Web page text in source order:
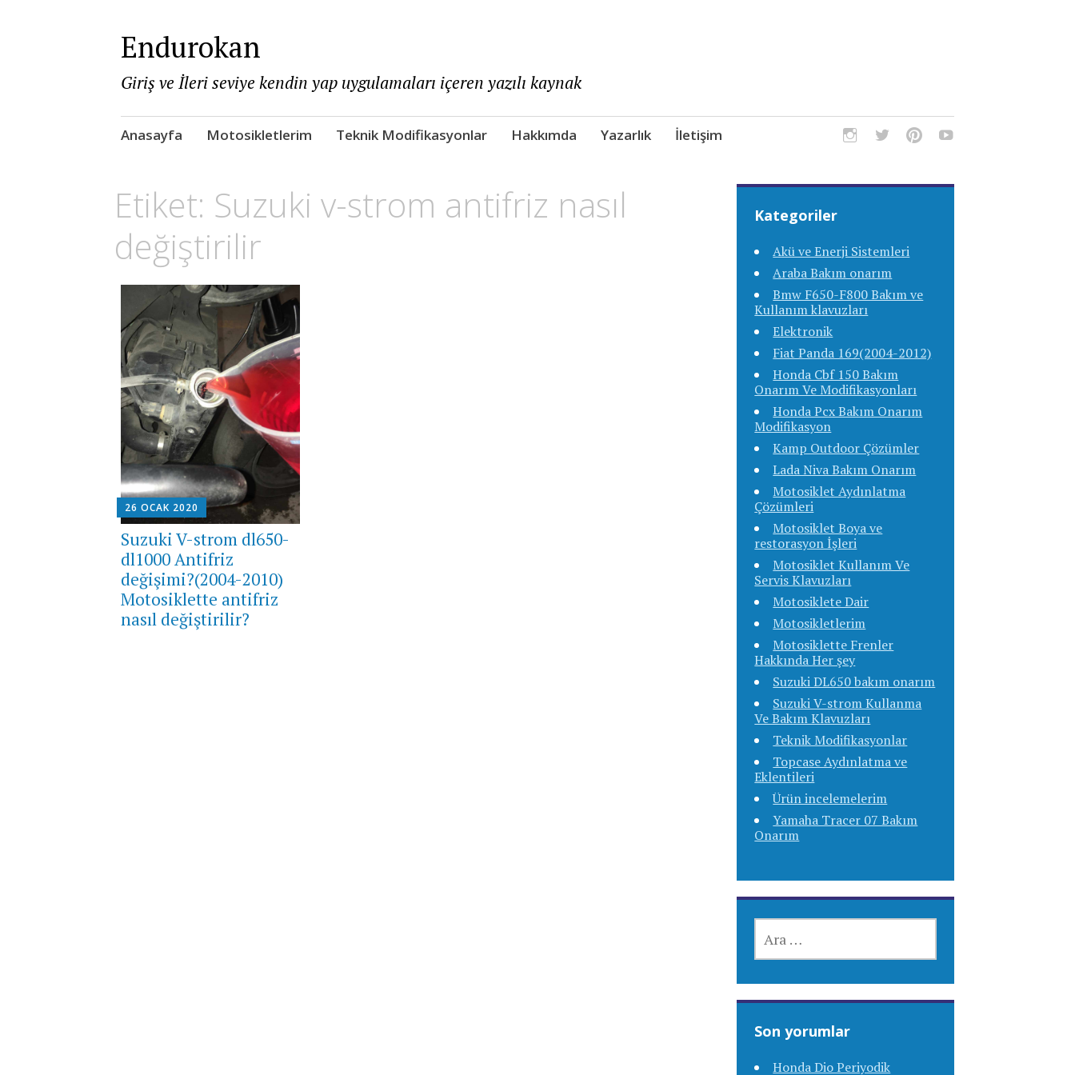
Endurokan
Giriş ve İleri seviye kendin yap uygulamaları içeren yazılı kaynak
Skip
Anasayfa Motosikletlerim Teknik Modifikasyonlar Hakkımda Yazarlık İletişim
Etiket: Suzuki v-strom antifriz nasıl
değiştirilir
26 OCAK 2020
Suzuki V-strom dl650-
dl1000 Antifriz
değişimi?(2004-2010)
Motosiklette antifriz
nasıl değiştirilir?
Kategoriler
Akü ve Enerji Sistemleri
Araba Bakım onarım
Bmw F650-F800 Bakım ve
Kullanım klavuzları
Elektronik
Fiat Panda 169(2004-2012)
Honda Cbf 150 Bakım
Onarım Ve Modifikasyonları
Honda Pcx Bakım Onarım
Modifikasyon
Kamp Outdoor Çözümler
Lada Niva Bakım Onarım
Motosiklet Aydınlatma
Çözümleri
Motosiklet Boya ve
restorasyon İşleri
Motosiklet Kullanım Ve
Servis Klavuzları
Motosiklete Dair
Motosikletlerim
Motosiklette Frenler
Hakkında Her şey
Suzuki DL650 bakım onarım
Suzuki V-strom Kullanma
Ve Bakım Klavuzları
Teknik Modifikasyonlar
Topcase Aydınlatma ve
Eklentileri
Ürün incelemelerim
Yamaha Tracer 07 Bakım
Onarım
Son yorumlar
Honda Dio Periyodik